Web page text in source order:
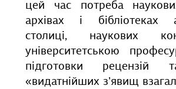
цей час потреба
архівах і бібліотеках
столиці, наукових
університетською
підготовки рецензій
«видатнійших з’явищ